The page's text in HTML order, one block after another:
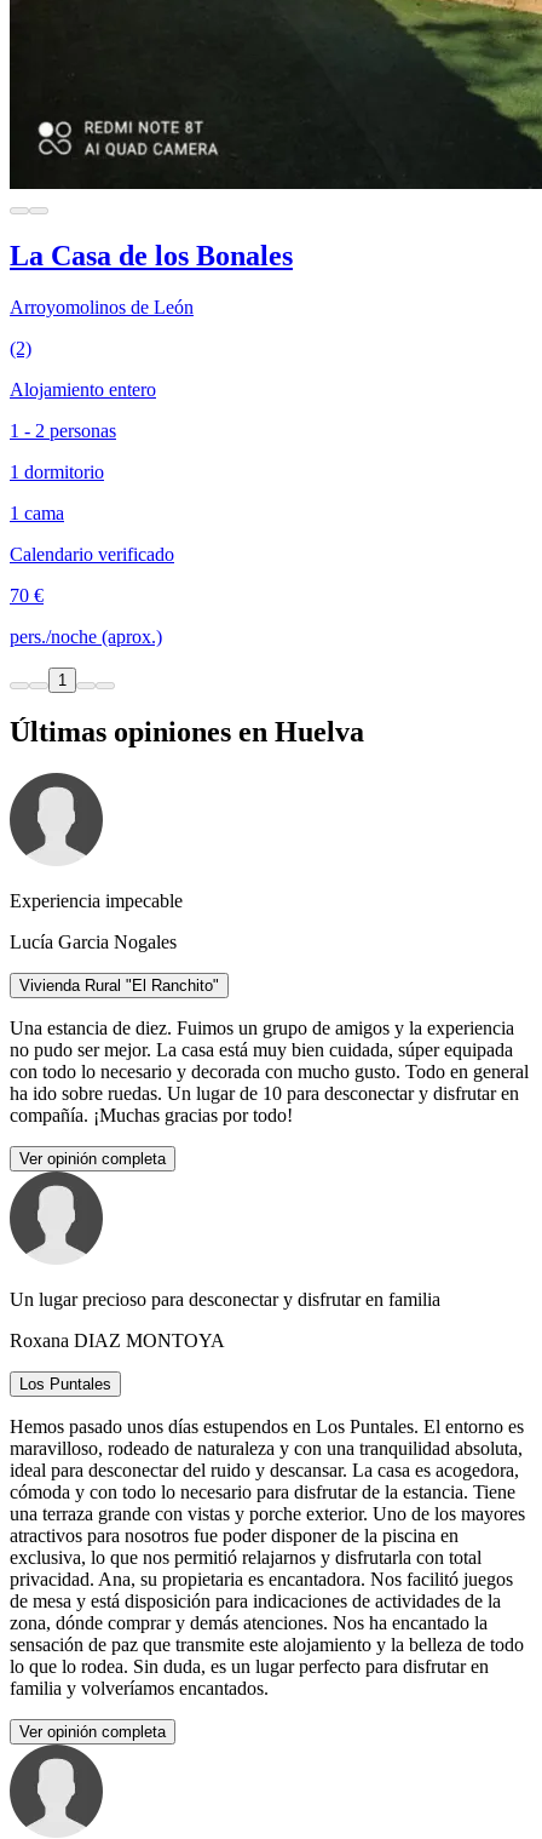
La Casa de los Bonales
Arroyomolinos de León
(2)
Alojamiento entero
1 - 2 personas
1 dormitorio
1 cama
Calendario verificado
70 €
pers./noche (aprox.)
1
Últimas opiniones en Huelva
Experiencia impecable
Lucía Garcia Nogales
Vivienda Rural "El Ranchito"
Una estancia de diez. Fuimos un grupo de amigos y la experiencia
no pudo ser mejor. La casa está muy bien cuidada, súper equipada
con todo lo necesario y decorada con mucho gusto. Todo en general
ha ido sobre ruedas. Un lugar de 10 para desconectar y disfrutar en
compañía. ¡Muchas gracias por todo!
Ver opinión completa
Un lugar precioso para desconectar y disfrutar en familia
Roxana DIAZ MONTOYA
Los Puntales
Hemos pasado unos días estupendos en Los Puntales. El entorno es
maravilloso, rodeado de naturaleza y con una tranquilidad absoluta,
ideal para desconectar del ruido y descansar. La casa es acogedora,
cómoda y con todo lo necesario para disfrutar de la estancia. Tiene
una terraza grande con vistas y porche exterior. Uno de los mayores
atractivos para nosotros fue poder disponer de la piscina en
exclusiva, lo que nos permitió relajarnos y disfrutarla con total
privacidad. Ana, su propietaria es encantadora. Nos facilitó juegos
de mesa y está disposición para indicaciones de actividades de la
zona, dónde comprar y demás atenciones. Nos ha encantado la
sensación de paz que transmite este alojamiento y la belleza de todo
lo que lo rodea. Sin duda, es un lugar perfecto para disfrutar en
familia y volveríamos encantados.
Ver opinión completa